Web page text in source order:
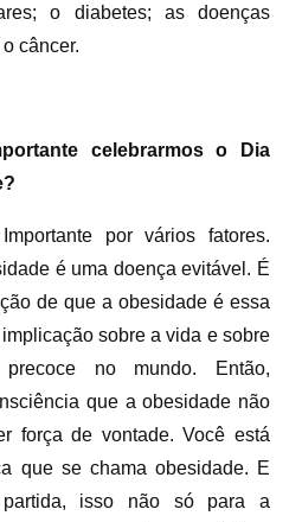
o diabetes; as doenças
câncer.
celebrarmos o Dia
por vários fatores.
é uma doença evitável. É
de que a obesidade é essa
sobre a vida e sobre
no mundo. Então,
que a obesidade não
força de vontade. Você está
que se chama obesidade. E
isso não só para a